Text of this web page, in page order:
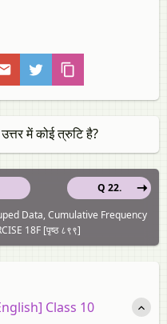
में कोई त्रुटि है?
Q 22.
Data, Cumulative Frequency
18F [पृष्ठ ८९९]
Class 10